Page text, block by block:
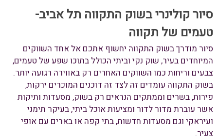
סיור קולינרי בשוק התקווה תל אביב-
טעמים של תקווה
סיור מודרך בשוק התקווה יחשוף אתכם אל אחד השווקים
המיוחדים בעיר, שוק נקי וביתי הכולל בתוכו שפע של טעמים,
צבעים וריחות כמו השווקים האחרים רק באווירה רגועה יותר.
בשוק התקווה עומדים זה לצד זה דוכנים המוכרים ירקות,
פירות, בשרים וממתקים הנראים רק בשוק, מסעדות ותיקות
אשר עוברת מדור לדור ומציעות אוכל ביתי, בעיקר תימני
ועיראקי וגם מסעדות חדשות, בתי קפה או בארים עם אופי
צעיר.